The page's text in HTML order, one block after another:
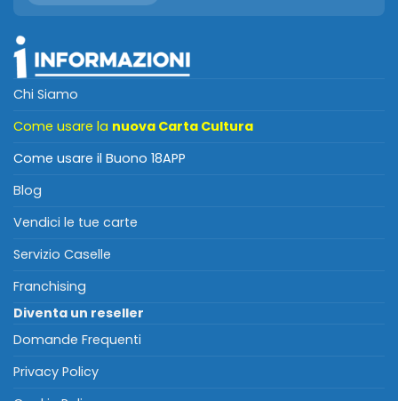
Chi Siamo
Come usare la nuova Carta Cultura
Come usare il Buono 18APP
Blog
Vendici le tue carte
Servizio Caselle
Franchising
Diventa un reseller
Domande Frequenti
Privacy Policy